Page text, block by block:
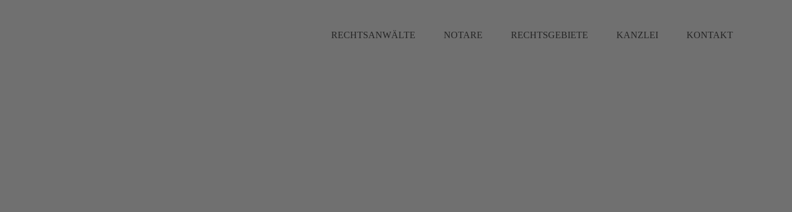
RECHTSANWÄLTE NOTARE RECHTSGEBIETE KANZLEI KONTAKT